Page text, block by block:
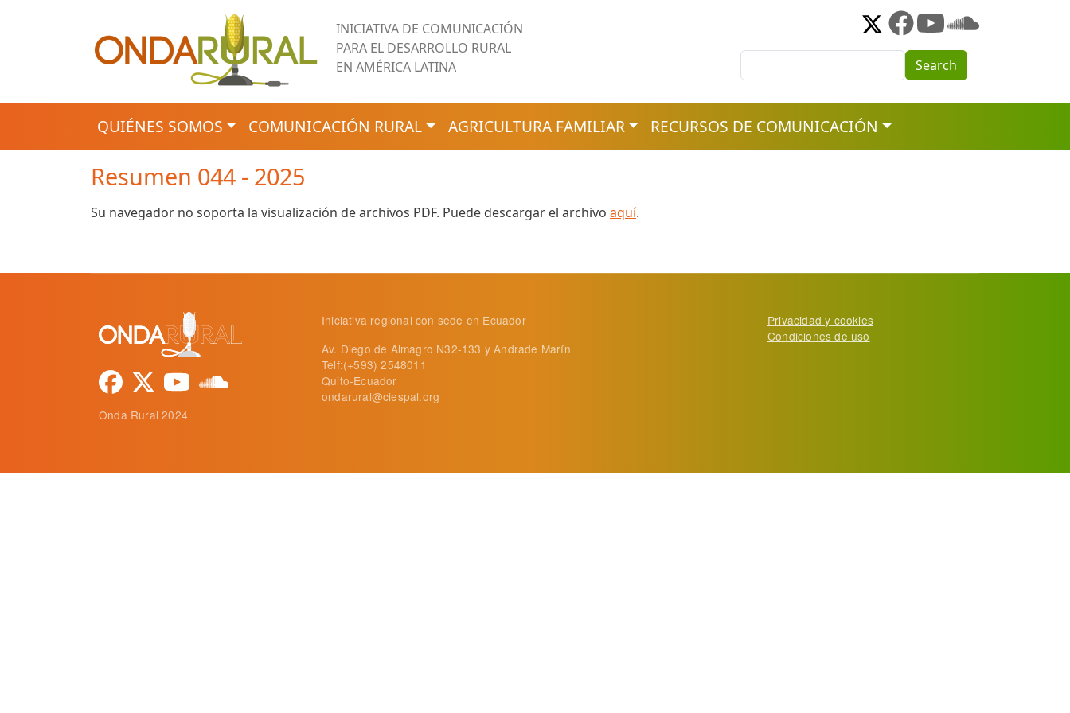
INICIATIVA DE COMUNICACIÓN
PARA EL DESARROLLO RURAL
EN AMÉRICA LATINA
Search
NAVEGACIÓN PRINCIPAL
QUIÉNES SOMOS COMUNICACIÓN RURAL AGRICULTURA FAMILIAR RECURSOS DE COMUNICACIÓN
Resumen 044 - 2025
Su navegador no soporta la visualización de archivos PDF. Puede descargar el archivo aquí.
Onda Rural 2024
Iniciativa regional con sede en Ecuador
Av. Diego de Almagro N32-133 y Andrade Marín
Telf:(+593) 2548011
Quito-Ecuador
ondarural@ciespal.org
Privacidad y cookies
Condiciones de uso